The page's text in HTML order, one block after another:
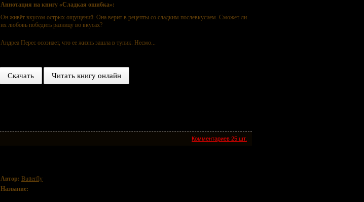
Аннотация на книгу «Сладкая ошибка»:
Он живёт вкусом острых ощущений. Она верит в рецепты со сладким послевкусием. Сможет ли
их любовь победить разницу во вкусах?
Андреа Перес осознает, что ее жизнь зашла в тупик. Несмо...
Скачать Читать книгу онлайн
Комментариев 25 шт.
Автор: Butterfly
Название: